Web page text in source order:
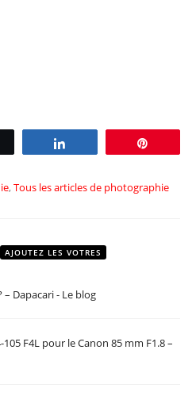
,Tous les articles de photographie
AJOUTEZ LES VOTRES
Dapacari - Le blog
F4L pour le Canon 85 mm F1.8 –